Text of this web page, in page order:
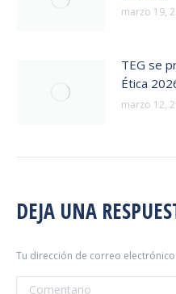
marzo 19,
TEG se
Ética
marzo 12,
DEJA UNA
Tu dirección de correo
Comentario